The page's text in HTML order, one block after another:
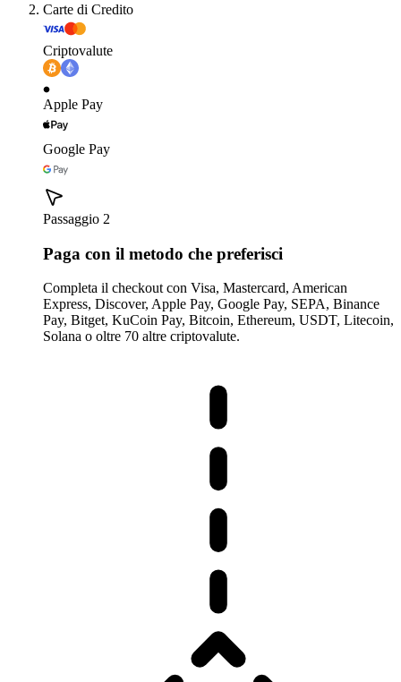
Carte di Credito
Criptovalute
Apple Pay
Google Pay
Passaggio 2
Paga con il metodo che preferisci
Completa il checkout con Visa, Mastercard, American
Express, Discover, Apple Pay, Google Pay, SEPA, Binance
Pay, Bitget, KuCoin Pay, Bitcoin, Ethereum, USDT, Litecoin,
Solana o oltre 70 altre criptovalute.